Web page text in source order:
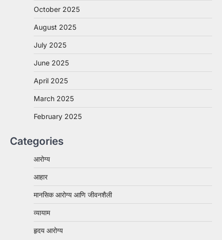
October 2025
August 2025
July 2025
June 2025
April 2025
March 2025
February 2025
Categories
आरोग्य
आहार
मानसिक आरोग्य आणि जीवनशैली
व्यायाम
हृदय आरोग्य